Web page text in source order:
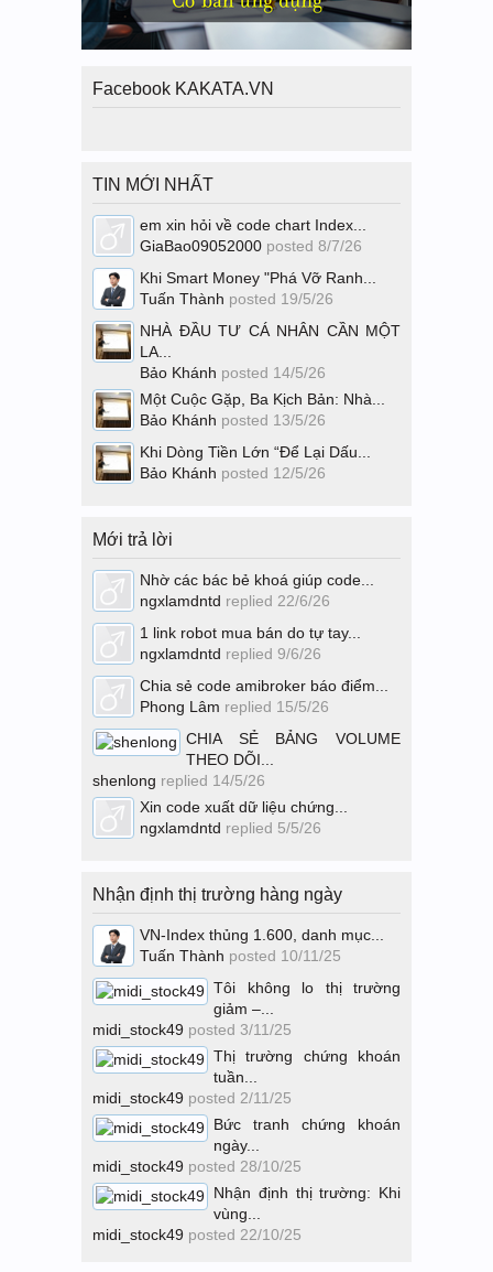
Facebook KAKATA.VN
TIN MỚI NHẤT
em xin hỏi về code chart Index...
GiaBao09052000 posted 8/7/26
Khi Smart Money "Phá Vỡ Ranh...
Tuấn Thành posted 19/5/26
NHÀ ĐẦU TƯ CÁ NHÂN CẦN MỘT
LA...
Bảo Khánh posted 14/5/26
Một Cuộc Gặp, Ba Kịch Bản: Nhà...
Bảo Khánh posted 13/5/26
Khi Dòng Tiền Lớn “Để Lại Dấu...
Bảo Khánh posted 12/5/26
Mới trả lời
Nhờ các bác bẻ khoá giúp code...
ngxlamdntd replied 22/6/26
1 link robot mua bán do tự tay...
ngxlamdntd replied 9/6/26
Chia sẻ code amibroker báo điểm...
Phong Lâm replied 15/5/26
CHIA SẺ BẢNG VOLUME
THEO DÕI...
shenlong replied 14/5/26
Xin code xuất dữ liệu chứng...
ngxlamdntd replied 5/5/26
Nhận định thị trường hàng ngày
VN-Index thủng 1.600, danh mục...
Tuấn Thành posted 10/11/25
Tôi không lo thị trường
giảm –...
midi_stock49 posted 3/11/25
Thị trường chứng khoán
tuần...
midi_stock49 posted 2/11/25
Bức tranh chứng khoán
ngày...
midi_stock49 posted 28/10/25
Nhận định thị trường: Khi
vùng...
midi_stock49 posted 22/10/25